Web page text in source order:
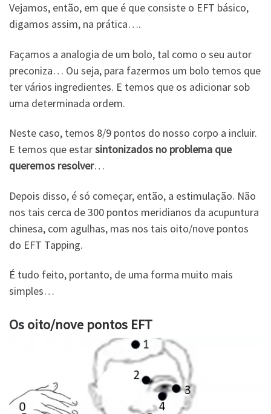
Vejamos, então, em que é que consiste o EFT básico,
digamos assim, na prática….
Façamos a analogia de um bolo, tal como o seu autor
preconiza… Ou seja, para fazermos um bolo temos que
ter vários ingredientes. E temos que os adicionar sob
uma determinada ordem.
Neste caso, temos 8/9 pontos do nosso corpo a incluir.
E temos que estarsintonizados no problema que
queremos resolver…
Depois disso, é só começar, então, a estimulação. Não
nos tais cerca de 300 pontos meridianos da acupuntura
chinesa, com agulhas, mas nos tais oito/nove pontos
do EFT Tapping.
É tudo feito, portanto, de uma forma muito mais
simples…
Os oito/nove pontos EFT